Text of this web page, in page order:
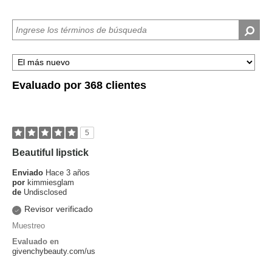
Evaluado por 368 clientes
5
Beautiful lipstick
Enviado Hace 3 años
por kimmiesglam
de Undisclosed
Revisor verificado
Muestreo
Evaluado en
givenchybeauty.com/us